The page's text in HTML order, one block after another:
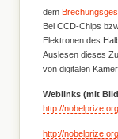
dem
Bei CCD-Chips
Elektronen des
Auslesen dieses
von digitalen
Weblinks (mit
http://
http://